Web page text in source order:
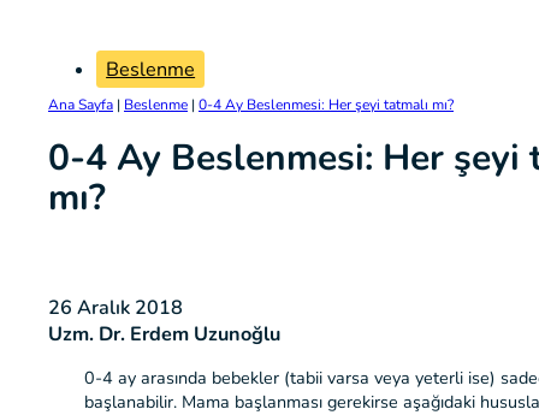
Beslenme
Ana Sayfa | Beslenme | 0-4 Ay Beslenmesi: Her şeyi tatmalı mı?
0-4 Ay Beslenmesi: Her şeyi
mı?
26 Aralık 2018
Uzm. Dr. Erdem Uzunoğlu
0-4 ay arasında bebekler (tabii varsa veya yeterli ise)
başlanabilir. Mama başlanması gerekirse aşağıdaki